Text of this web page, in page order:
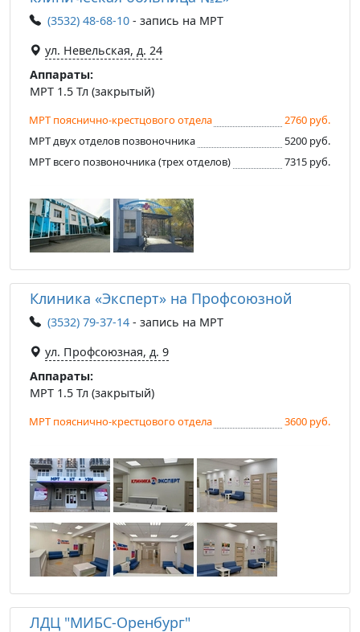
(3532) 48-68-10 - запись на МРТ
ул. Невельская, д. 24
Аппараты:
МРТ 1.5 Тл (закрытый)
МРТ пояснично-крестцового отдела
2760 руб.
МРТ двух отделов позвоночника
5200 руб.
МРТ всего позвоночника (трех отделов)
7315 руб.
Клиника «Эксперт» на Профсоюзной
(3532) 79-37-14 - запись на МРТ
ул. Профсоюзная, д. 9
Аппараты:
МРТ 1.5 Тл (закрытый)
МРТ пояснично-крестцового отдела 3600 руб.
ЛДЦ "МИБС-Оренбург"